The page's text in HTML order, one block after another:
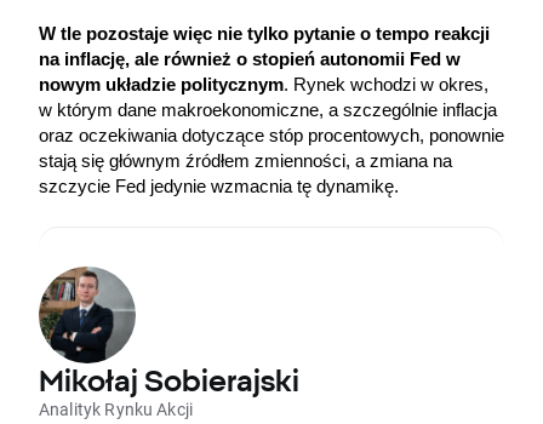
W tle pozostaje więc nie tylko pytanie o tempo reakcji
na inflację, ale również o stopień autonomii Fed w
nowym układzie politycznym. Rynek wchodzi w okres,
w którym dane makroekonomiczne, a szczególnie inflacja
oraz oczekiwania dotyczące stóp procentowych, ponownie
stają się głównym źródłem zmienności, a zmiana na
szczycie Fed jedynie wzmacnia tę dynamikę.
Mikołaj Sobierajski
Analityk Rynku Akcji